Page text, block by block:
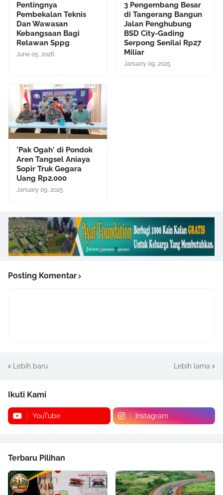
Pentingnya
Pembekalan Teknis
Dan Wawasan
Kebangsaan Bagi
Relawan Sppg
June 05, 2026
3 Pengembang Besar
di Tangerang Bangun
Jalan Penghubung
BSD City-Gading
Serpong Senilai Rp27
Miliar
January 09, 2025
'Pak Ogah' di Pondok
Aren Tangsel Aniaya
Sopir Truk Gegara
Uang Rp2.000
January 09, 2025
Posting Komentar
Lebih baru Lebih lama
Ikuti Kami
YouTube Instagram
Terbaru Pilihan